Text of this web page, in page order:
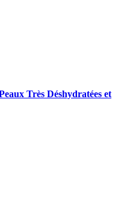
Très Déshydratées et